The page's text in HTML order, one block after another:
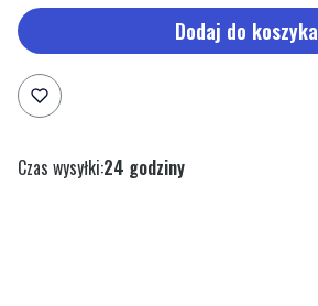
Dodaj do koszyka
Czas wysyłki:24 godziny